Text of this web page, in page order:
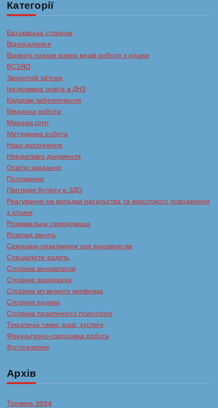
Категорії
Батьківська сторінка
Відеогалерея
Відкриті покази різних видів роботи з дітьми
ВСЗЯО
Зворотній зв'язок
Інклюзивна освіта в ДНЗ
Кадрове забезпечення
Медична робота
Мережа груп
Методична робота
Наші досягнення
Нормативні документи
Освітні завдання
Положення
Протидія булінгу в ЗДО
Реагування на випадки насильства та жорстокого поводження
з дітьми
Розвивальне середовище
Розклад занять
Семінари-практикуми для вихователів
Спеціалісти радять
Сторінка вихователів
Сторінка завідувача
Сторінка музичного керівника
Сторінка подяки
Сторінка практичного психолога
Тематичні тижні, акції, зустрічі
Фізкультурно-оздоровча робота
Фотогалерея
Архів
Травень 2026